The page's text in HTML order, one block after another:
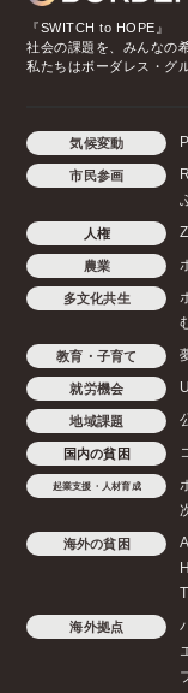
『SWITCH to HOPE』
社会の課題を、みんなの
私たちはボーダレス・グ
気候変動
市民参画
人権
農業
多文化共生
教育・子育て
就労機会
地域課題
国内の貧困
起業支援・人材育成
海外の貧困
海外拠点